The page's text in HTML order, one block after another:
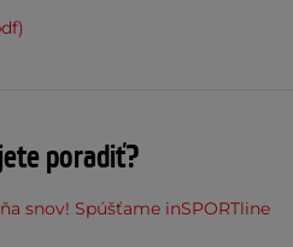
poradiť?
snov! Spúšťame inSPORTline